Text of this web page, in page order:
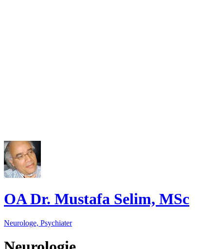
OA Dr. Mustafa Selim, MSc
Neurologe, Psychiater